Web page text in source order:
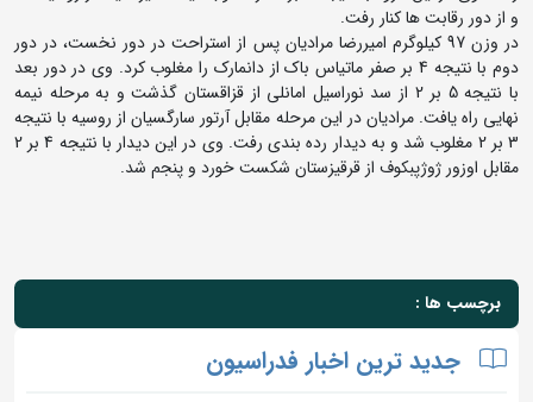
و از دور رقابت ها کنار رفت.
در وزن 97 کیلوگرم امیررضا مرادیان پس از استراحت در دور نخست، در دور
دوم با نتیجه 4 بر صفر ماتیاس باک از دانمارک را مغلوب کرد. وی در دور بعد
با نتیجه 5 بر 2 از سد نوراسیل امانلی از قزاقستان گذشت و به مرحله نیمه
نهایی راه یافت. مرادیان در این مرحله مقابل آرتور سارگسیان از روسیه با نتیجه
3 بر 2 مغلوب شد و به دیدار رده بندی رفت. وی در این دیدار با نتیجه 4 بر 2
مقابل اوزور ژوژپبکوف از قرقیزستان شکست خورد و پنجم شد.
برچسب ها :
جدید ترین اخبار فدراسیون